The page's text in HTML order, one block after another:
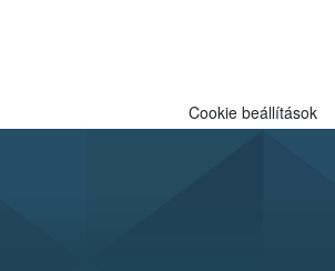
Cookie beállítások